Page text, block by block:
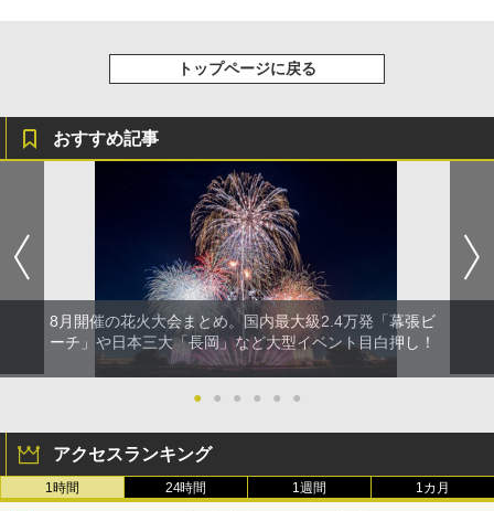
トップページに戻る
おすすめ記事
8月開催の花火大会まとめ。国内最大級2.4万発「幕張ビ
ーチ」や日本三大「長岡」など大型イベント目白押し！
● ● ● ● ● ●
アクセスランキング
1時間 24時間 1週間 1カ月